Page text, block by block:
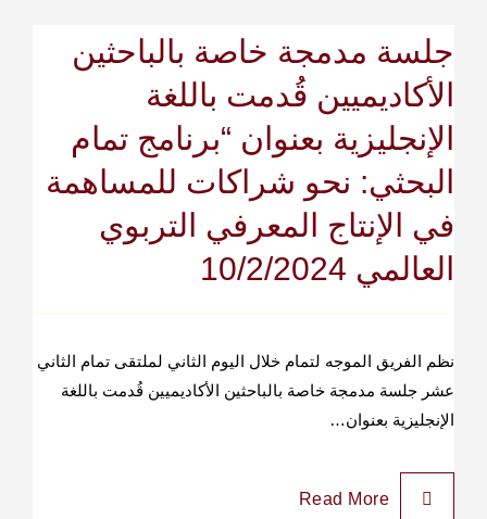
جلسة مدمجة خاصة بالباحثين
الأكاديميين قُدمت باللغة
الإنجليزية بعنوان “برنامج تمام
البحثي: نحو شراكات للمساهمة
في الإنتاج المعرفي التربوي
العالمي 10/2/2024
نظم الفريق الموجه لتمام خلال اليوم الثاني لملتقى تمام الثاني
عشر جلسة مدمجة خاصة بالباحثين الأكاديميين قُدمت باللغة
الإنجليزية بعنوان…
Read More